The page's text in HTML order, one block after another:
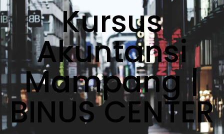
Kursus
Akuntansi
Mampang |
BINUS CENTER